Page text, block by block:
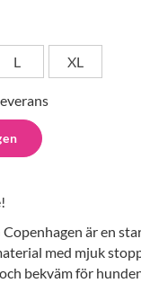
L XL
är en
med mjuk
bekväm för